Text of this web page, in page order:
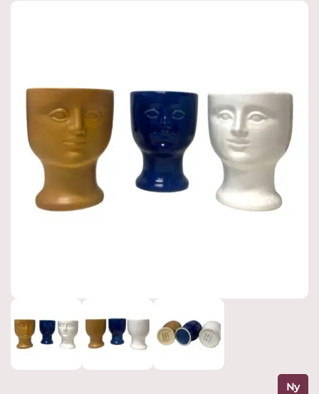
Ny